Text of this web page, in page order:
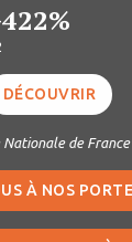
DÉCOUVRIR
Nationale de France
À NOS